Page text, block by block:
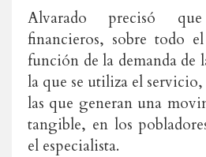
Alvarado precisó
financieros, sobre todo
función de la demanda de
la que se utiliza el
las que generan una
tangible, en los
el especialista.